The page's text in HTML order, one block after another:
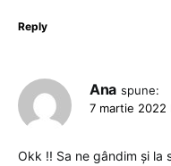
Reply
Ana spune:
7 martie 2022
Okk !! Sa ne gândim și la